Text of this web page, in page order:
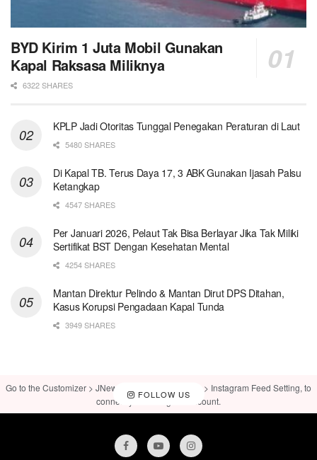
BYD Kirim 1 Juta Mobil Gunakan
Kapal Raksasa Miliknya
6322 SHARES
KPLP Jadi Otoritas Tunggal Penegakan Peraturan di Laut
5480 SHARES
Di Kapal TB. Terus Daya 17, 3 ABK Gunakan Ijasah Palsu
Ketangkap
4547 SHARES
Per Januari 2026, Pelaut Tak Bisa Berlayar Jika Tak Miliki
Sertifikat BST Dengan Kesehatan Mental
4254 SHARES
Mantan Direktur Pelindo & Mantan Dirut DPS Ditahan,
Kasus Korupsi Pengadaan Kapal Tunda
3949 SHARES
FOLLOW US
Go to the Customizer > JNews : Social, Like & View > Instagram Feed Setting, to
connect your Instagram account.